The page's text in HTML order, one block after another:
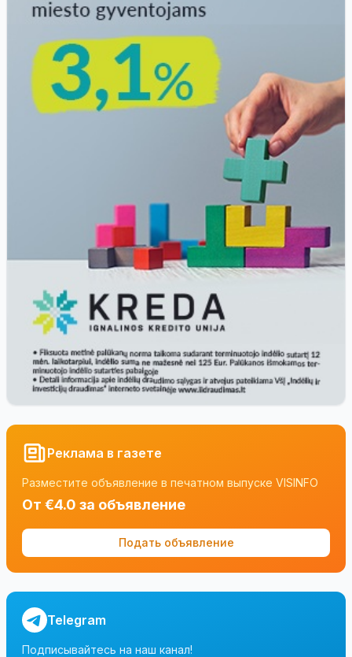
Реклама в газете
Разместите объявление в печатном выпуске VISINFO
От €4.0 за объявление
Подать объявление
Telegram
Подписывайтесь на наш канал!